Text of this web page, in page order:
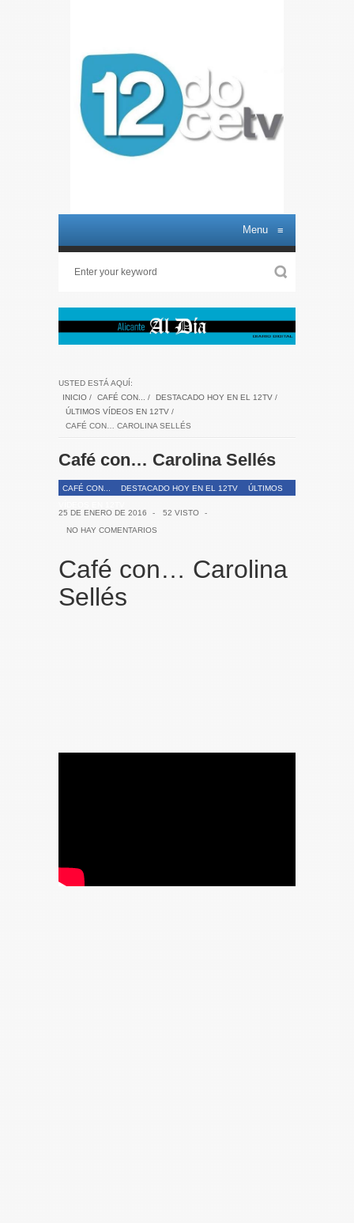
Menu ≡
USTED ESTÁ AQUÍ:
INICIO / CAFÉ CON... / DESTACADO HOY EN EL 12TV /
ÚLTIMOS VÍDEOS EN 12TV /
CAFÉ CON… CAROLINA SELLÉS
Café con… Carolina Sellés
CAFÉ CON... DESTACADO HOY EN EL 12TV
ÚLTIMOS
25 DE ENERO DE 2016
- 52 VISTO
-
NO HAY COMENTARIOS
Café con… Carolina
Sellés